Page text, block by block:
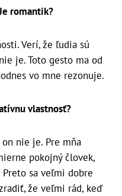
romantik?
Verí, že ľudia sú
je. Toto gesto ma od
vo mne rezonuje.
vlastnosť?
nie je. Pre mňa
pokojný človek,
sa veľmi dobre
že veľmi rád, keď